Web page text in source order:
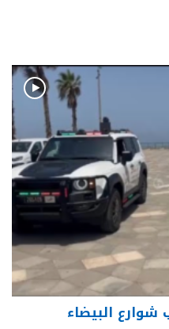
شوارع البيضاء